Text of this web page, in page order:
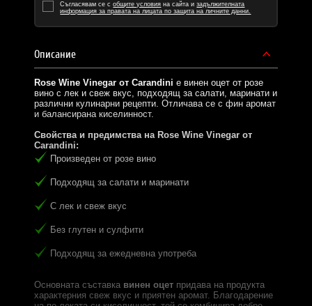
Съгласявам се собщите условия на сайта изадължителната
информация за правата на лицата по защита на личните данни.
Описание
Rose Wine Vinegar от Carandini е винен оцет от розе
вино с лек и свеж вкус, подходящ за салати, маринати и
различни кулинарни рецепти. Отличава се с фин аромат
и балансирана киселинност.
Свойства и предимства на Rose Wine Vinegar от
Carandini:
Произведен от розе вино
Подходящ за салати и маринати
С лек и свеж вкус
Без глутен и сулфити
Подходящ за ежедневна употреба
Основната съставка винен оцет придава на продукта
характерния свеж вкус и приятен аромат. Благодарение